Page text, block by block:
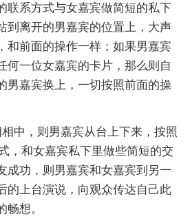
联系方式与女嘉宾做简短的私下
到离开的男嘉宾的位置上，大声
和前面的操作一样；如果男嘉宾
何一位女嘉宾的卡片，那么则自
男嘉宾换上，一切按照前面的操
，则男嘉宾从台上下来，按照
，和女嘉宾私下里做些简短的交
成功，则男嘉宾和女嘉宾到另一
的上台演说，向观众传达自己此
畅想。